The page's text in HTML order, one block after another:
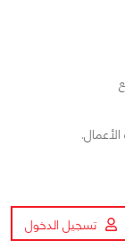
تسجيل الدخول